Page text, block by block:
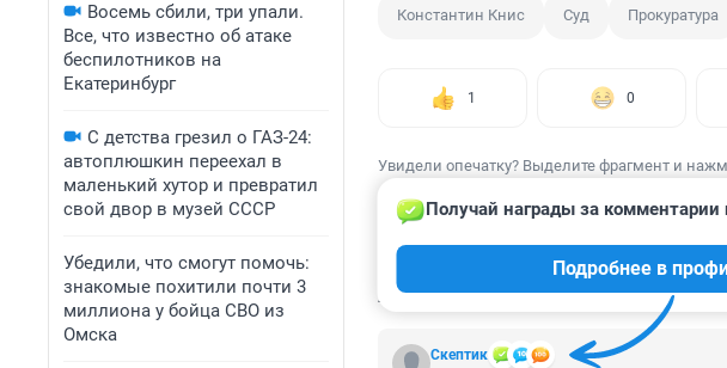
Восемь сбили, три упали.
Все, что известно об атаке
беспилотников на
Екатеринбург
С детства грезил о ГАЗ-24:
автоплюшкин переехал в
маленький хутор и превратил
свой двор в музей СССР
Убедили, что смогут помочь:
знакомые похитили почти 3
миллиона у бойца СВО из
Омска
Константин Книс Суд Прокуратура
1 0
Увидели опечатку? Выделите фрагмент и
КОММЕНТАРИИ 3
Скептик
Получай награды за комментарии
Подробнее в